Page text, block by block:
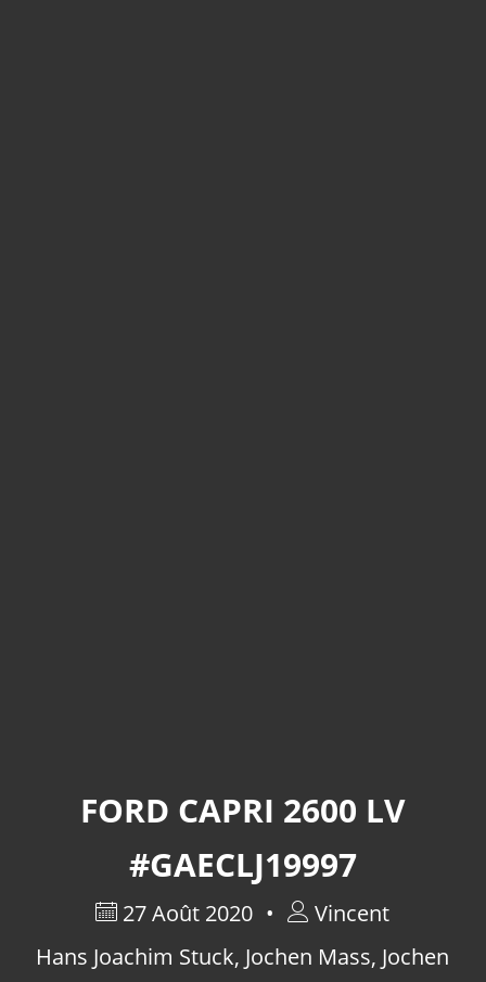
FORD CAPRI 2600 LV
#GAECLJ19997
27 Août 2020
Vincent
Hans Joachim Stuck, Jochen Mass, Jochen